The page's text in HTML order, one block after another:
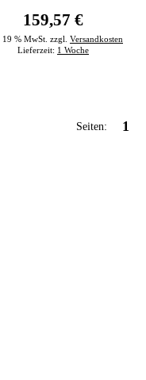
159,57 €
% MwSt. zzgl. Versandkosten
Lieferzeit: 1 Woche
Seiten: 1